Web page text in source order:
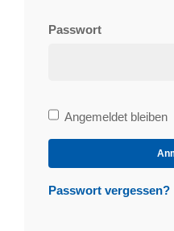
Passwort
Bleibe
angemeldet
Angemeldet bleiben
Passwort vergessen?